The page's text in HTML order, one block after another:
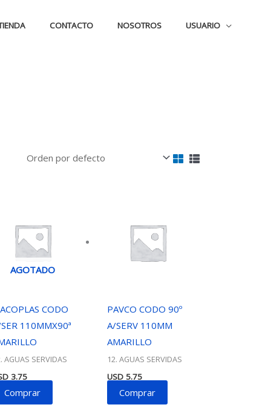
CONTACTO NOSOTROS USUARIO
AGOTADO
CODO
110MMX90ª
AGUAS SERVIDAS
3.75
Comprar
PAVCO CODO 90º
A/SERV 110MM
AMARILLO
12. AGUAS SERVIDAS
USD 5.75
Comprar